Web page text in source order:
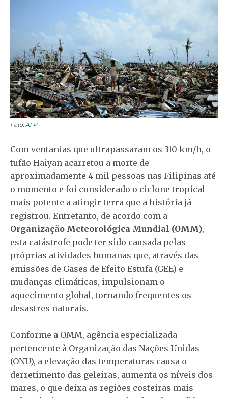
Foto:AFP
Com ventanias que ultrapassaram os 310 km/h, o
tufão Haiyan acarretou a morte de
aproximadamente 4 mil pessoas nas Filipinas até
o momento e foi considerado o ciclone tropical
mais potente a atingir terra que a história já
registrou. Entretanto, de acordo com a
Organização Meteorológica Mundial (OMM),
esta catástrofe pode ter sido causada pelas
próprias atividades humanas que, através das
emissões de Gases de Efeito Estufa (GEE) e
mudanças climáticas, impulsionam o
aquecimento global, tornando frequentes os
desastres naturais.
Conforme a OMM, agência especializada
pertencente à Organização das Nações Unidas
(ONU), a elevação das temperaturas causa o
derretimento das geleiras, aumenta os níveis dos
mares, o que deixa as regiões costeiras mais